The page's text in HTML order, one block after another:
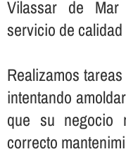
Vilassar de
servicio de
Realizamos
intentando
que su negocio
correcto